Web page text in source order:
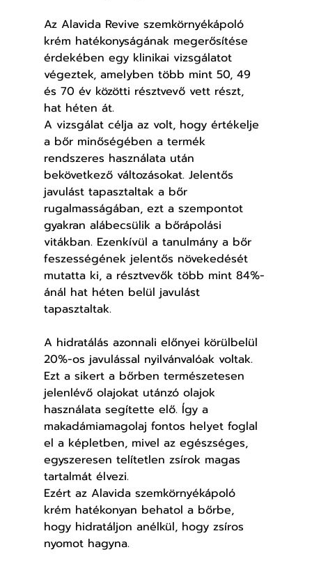
Az Alavida Revive szemkörnyékápoló
krém hatékonyságának megerősítése
érdekében egy klinikai vizsgálatot
végeztek, amelyben több mint 50, 49
és 70 év közötti résztvevő vett részt,
hat héten át.
A vizsgálat célja az volt, hogy értékelje
a bőr minőségében a termék
rendszeres használata után
bekövetkező változásokat. Jelentős
javulást tapasztaltak a bőr
rugalmasságában, ezt a szempontot
gyakran alábecsülik a bőrápolási
vitákban. Ezenkívül a tanulmány a bőr
feszességének jelentős növekedését
mutatta ki, a résztvevők több mint 84%-
ánál hat héten belül javulást
tapasztaltak.
A hidratálás azonnali előnyei körülbelül
20%-os javulással nyilvánvalóak voltak.
Ezt a sikert a bőrben természetesen
jelenlévő olajokat utánzó olajok
használata segítette elő. Így a
makadámiamagolaj fontos helyet foglal
el a képletben, mivel az egészséges,
egyszeresen telítetlen zsírok magas
tartalmát élvezi.
Ezért az Alavida szemkörnyékápoló
krém hatékonyan behatol a bőrbe,
hogy hidratáljon anélkül, hogy zsíros
nyomot hagyna.